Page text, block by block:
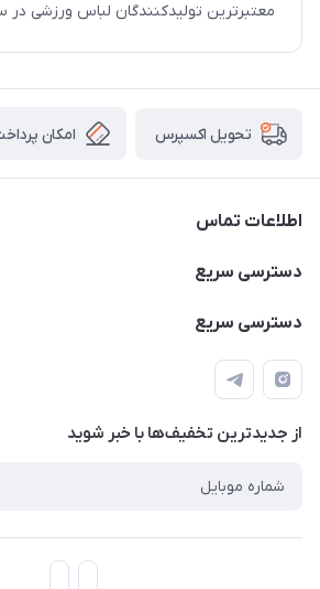
معتبرترین تولیدکنندگان لباس ورزشی
تحویل اکسپرس امکان
اطلاعات تماس
۰۹۳۵۶۰۴۰۳۶۵
سیمای ورزش
دسترسی سریع
اسکیت فلایینگ ایگل
اسکیت دخترانه
دسترسی سریع
اسکوتر برقی دخترانه
اسکیت روسز
اسکوتر
از جدید‌ترین تخفیف‌ها با‌ خبر شوید